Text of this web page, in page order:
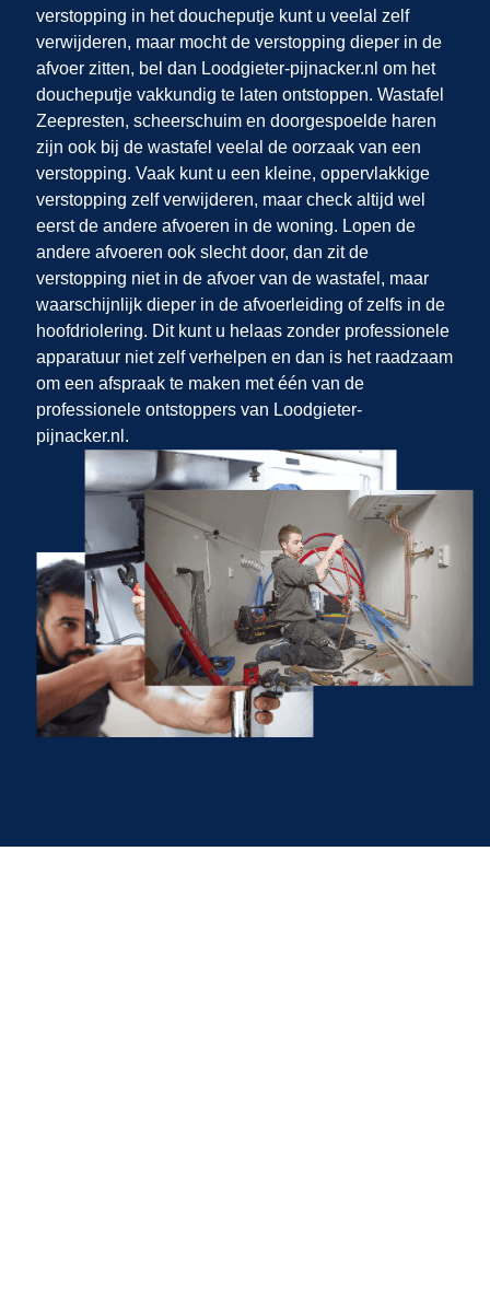
verstopping in het doucheputje kunt u veelal zelf
verwijderen, maar mocht de verstopping dieper in de
afvoer zitten, bel dan Loodgieter-pijnacker.nl om het
doucheputje vakkundig te laten ontstoppen. Wastafel
Zeepresten, scheerschuim en doorgespoelde haren
zijn ook bij de wastafel veelal de oorzaak van een
verstopping. Vaak kunt u een kleine, oppervlakkige
verstopping zelf verwijderen, maar check altijd wel
eerst de andere afvoeren in de woning. Lopen de
andere afvoeren ook slecht door, dan zit de
verstopping niet in de afvoer van de wastafel, maar
waarschijnlijk dieper in de afvoerleiding of zelfs in de
hoofdriolering. Dit kunt u helaas zonder professionele
apparatuur niet zelf verhelpen en dan is het raadzaam
om een afspraak te maken met één van de
professionele ontstoppers van Loodgieter-
pijnacker.nl.